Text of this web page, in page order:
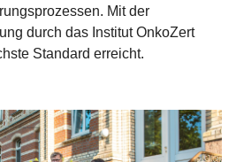
Mit der
durch das Institut OnkoZert
Standard erreicht.